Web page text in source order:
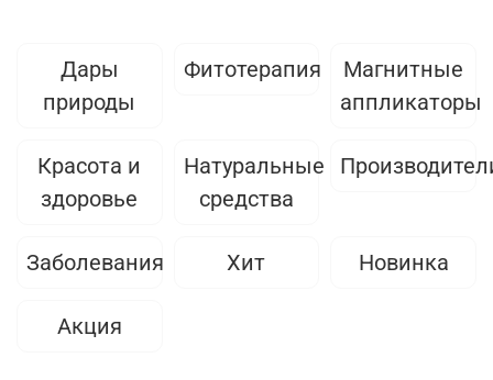
Дары
природы
Фитотерапия
Магнитные
аппликаторы
Красота и
здоровье
Натуральные
средства
Заболевания Хит Новинка
Акция